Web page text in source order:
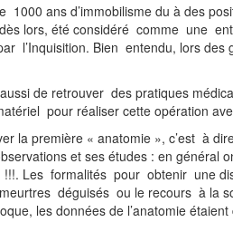
ans d’immobilisme du à des
lors, été considéré comme une
l’Inquisition. Bien entendu, lors
tortures
de retrouver des pratiques
pour réaliser cette opération
la première « anatomie », c’est à
et ses études : en
!!!. Les formalités pour obtenir
déguisés ou le recours à la
les données de l’anatomie